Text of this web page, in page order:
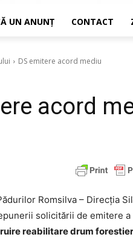
UN ANUNȚ CONTACT
DS emitere acord mediu
acord
Romsilva – Direcția
solicitării de emitere
reabilitare drum